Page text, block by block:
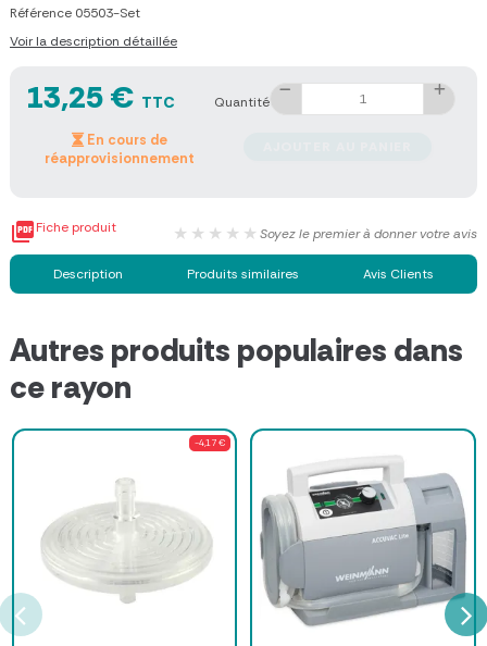
Référence 05503-Set
Voir la description détaillée
13,25 € TTC
En cours de
réapprovisionnement
Quantité
Fiche produit ★★★★★ Soyez le premier à donner votre avis
Description Produits similaires Avis Clients
Autres produits populaires dans
ce rayon
-4,17 €